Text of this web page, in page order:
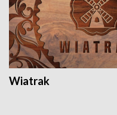
Wiatrak